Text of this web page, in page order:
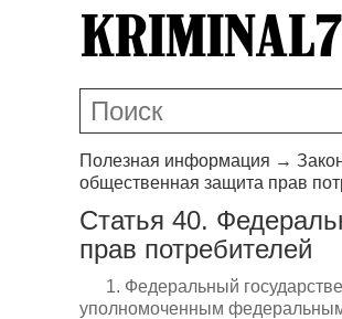
Полезная информация →
общественная защита прав
Статья 40.
прав потребителей
1. Федеральный
уполномоченным федеральным